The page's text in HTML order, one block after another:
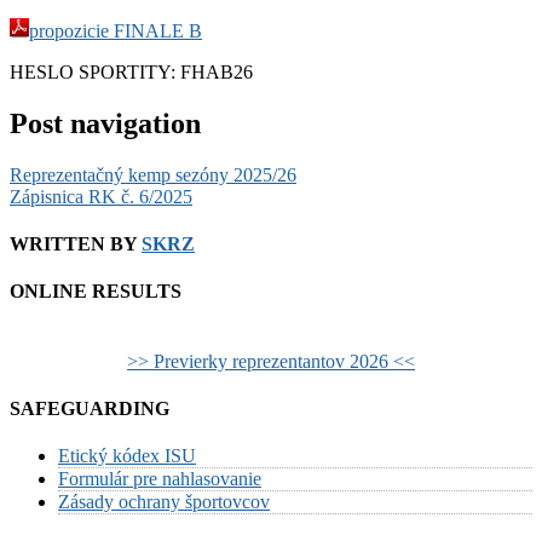
propozicie FINALE B
HESLO SPORTITY: FHAB26
Post navigation
Reprezentačný kemp sezóny 2025/26
Zápisnica RK č. 6/2025
WRITTEN BYSKRZ
ONLINE RESULTS
>> Previerky reprezentantov 2026 <<
SAFEGUARDING
Etický kódex ISU
Formulár pre nahlasovanie
Zásady ochrany športovcov